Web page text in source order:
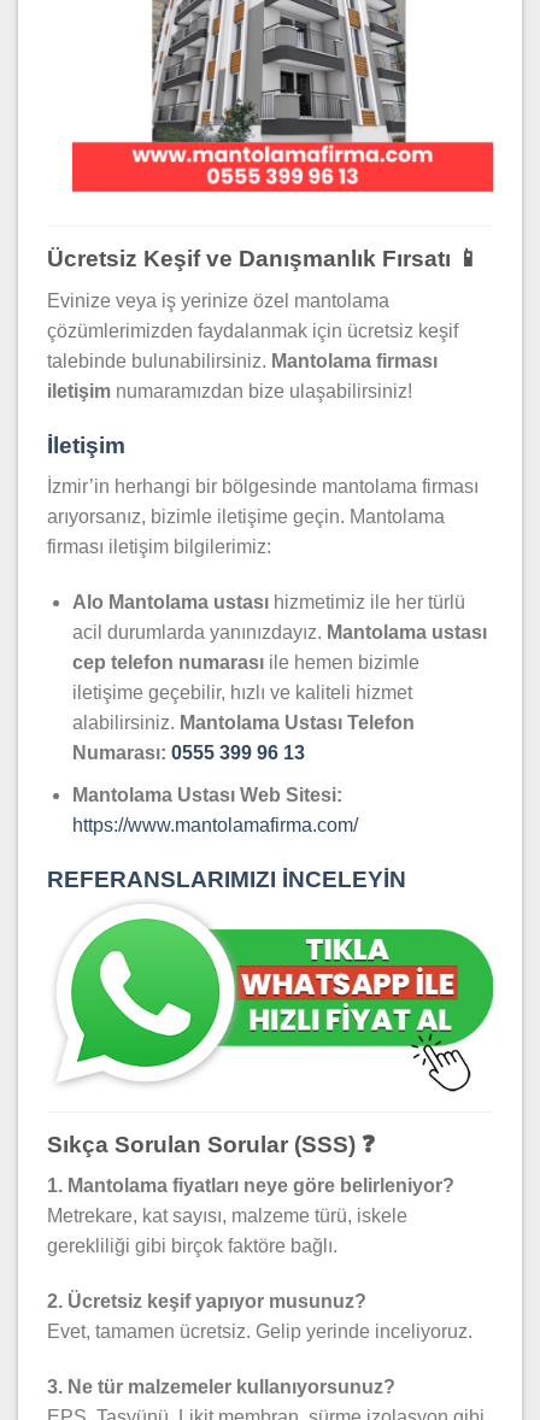
Ücretsiz Keşif ve Danışmanlık Fırsatı 📱
Evinize veya iş yerinize özel mantolama
çözümlerimizden faydalanmak için ücretsiz keşif
talebinde bulunabilirsiniz. Mantolama firması
iletişim numaramızdan bize ulaşabilirsiniz!
İletişim
İzmir’in herhangi bir bölgesinde mantolama firması
arıyorsanız, bizimle iletişime geçin. Mantolama
firması iletişim bilgilerimiz:
Alo Mantolama ustasıhizmetimiz ile her türlü
acil durumlarda yanınızdayız. Mantolama ustası
cep telefon numarasıile hemen bizimle
iletişime geçebilir, hızlı ve kaliteli hizmet
alabilirsiniz. Mantolama Ustası Telefon
Numarası: 0555 399 96 13
Mantolama Ustası Web Sitesi:
https://www.mantolamafirma.com/
REFERANSLARIMIZI İNCELEYİN
Sıkça Sorulan Sorular (SSS) ❓
1. Mantolama fiyatları neye göre belirleniyor?
Metrekare, kat sayısı, malzeme türü, iskele
gerekliliği gibi birçok faktöre bağlı.
2. Ücretsiz keşif yapıyor musunuz?
Evet, tamamen ücretsiz. Gelip yerinde inceliyoruz.
3. Ne tür malzemeler kullanıyorsunuz?